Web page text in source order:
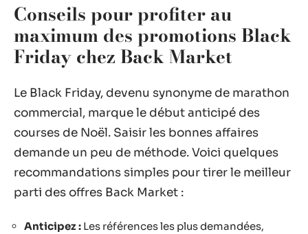
Conseils pour profiter au
maximum des promotions Black
Friday chez Back Market
Le Black Friday, devenu synonyme de marathon
commercial, marque le début anticipé des
courses de Noël. Saisir les bonnes affaires
demande un peu de méthode. Voici quelques
recommandations simples pour tirer le meilleur
parti des offres Back Market :
Anticipez : Les références les plus demandées,